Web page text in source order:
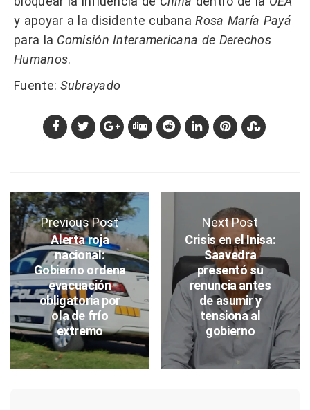
y apoyar a la disidente cubanaRosa María Payá
para la Comisión Interamericana de Derechos
Humanos.
Fuente:Subrayado
Previous Post
Alerta roja
nacional:
Gobierno ordena
evacuación
obligatoria por
ola de frío
extremo
Next Post
Crisis en el Inisa:
Saavedra
presentó su
renuncia antes
de asumir y
tensiona al
gobierno